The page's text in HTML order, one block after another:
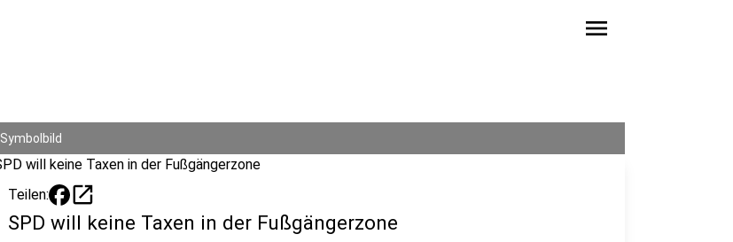
menu
Symbolbild
Teilen: open_in_new
SPD will keine Taxen in der Fußgängerzone